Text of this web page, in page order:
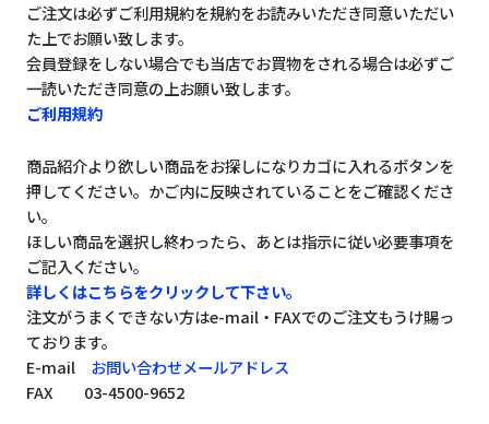
ご注文は必ずご利用規約を規約をお読みいただき同意いただい
た上でお願い致します。
会員登録をしない場合でも当店でお買物をされる場合は必ずご
一読いただき同意の上お願い致します。
ご利用規約
商品紹介より欲しい商品をお探しになりカゴに入れるボタンを
押してください。かご内に反映されていることをご確認くださ
い。
ほしい商品を選択し終わったら、あとは指示に従い必要事項を
ご記入ください。
詳しくはこちらをクリックして下さい。
注文がうまくできない方はe-mail・FAXでのご注文もうけ賜っ
ております。
E-mail お問い合わせメールアドレス
FAX 03-4500-9652